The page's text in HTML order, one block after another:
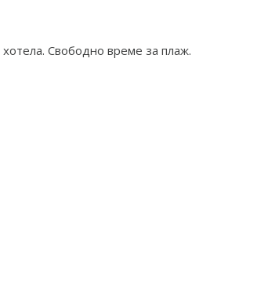
Свободно време за плаж.